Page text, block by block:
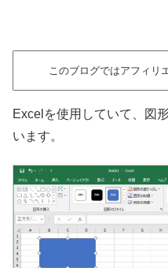
このブログではアフィリ
Excelを使用していて、図
います。